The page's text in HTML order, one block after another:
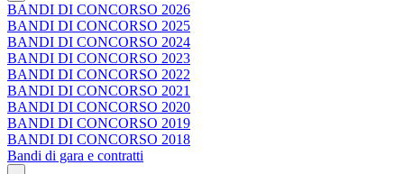
BANDI DI CONCORSO 2026
BANDI DI CONCORSO 2025
BANDI DI CONCORSO 2024
BANDI DI CONCORSO 2023
BANDI DI CONCORSO 2022
BANDI DI CONCORSO 2021
BANDI DI CONCORSO 2020
BANDI DI CONCORSO 2019
BANDI DI CONCORSO 2018
Bandi di gara e contratti